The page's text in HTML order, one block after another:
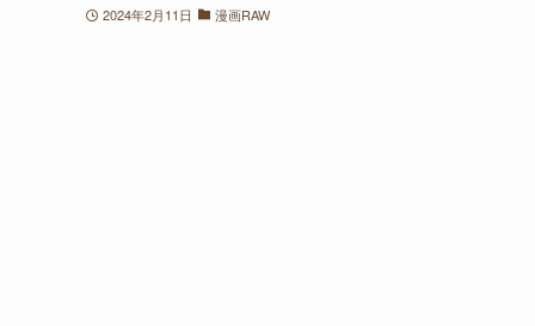
2024年2月11日 漫画RAW